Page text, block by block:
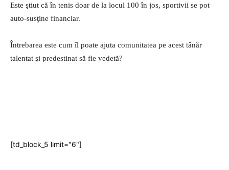
Este ştiut că în tenis doar de la locul 100 în jos, sportivii se pot
auto-susţine financiar.
Întrebarea este cum îl poate ajuta comunitatea pe acest tânăr
talentat şi predestinat să fie vedetă?
[td_block_5 limit="6"]